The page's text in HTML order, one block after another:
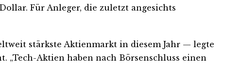
Für Anleger, die zuletzt angesichts
stärkste Aktienmarkt in diesem Jahr — legte
„Tech-Aktien haben nach Börsenschluss einen